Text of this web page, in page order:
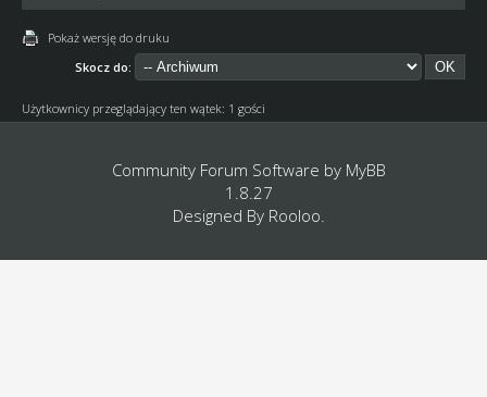
Pokaż wersję do druku
Skocz do:
Użytkownicy przeglądający ten wątek: 1 gości
Community Forum Software by MyBB
1.8.27
Designed By Rooloo